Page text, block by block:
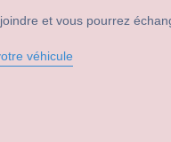
et vous pourrez
véhicule